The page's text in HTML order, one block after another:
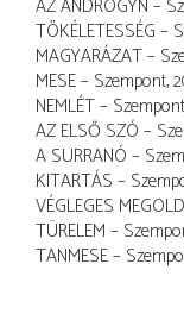
AZ ANDROGYN –
TÖKÉLETESSÉG –
MAGYARÁZAT –
MESE – Szempont,
NEMLÉT –
AZ ELSŐ SZÓ –
A SURRANÓ –
KITARTÁS –
VÉGLEGES
TÜRELEM –
TANMESE –